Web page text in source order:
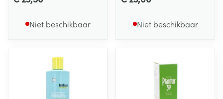
Niet beschikbaar Niet beschikbaar